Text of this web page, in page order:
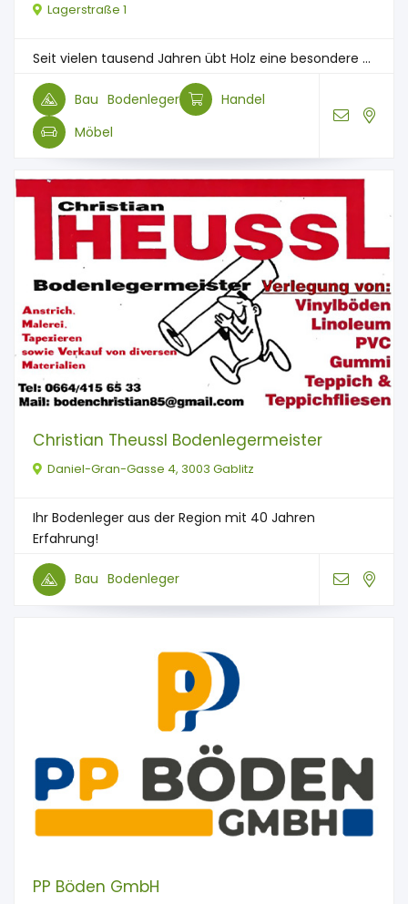
Lagerstraße 1
Seit vielen tausend Jahren übt Holz eine besondere ...
Bau Bodenleger
Handel
Möbel
Christian Theussl Bodenlegermeister
Daniel-Gran-Gasse 4, 3003 Gablitz
Ihr Bodenleger aus der Region mit 40 Jahren
Erfahrung!
Bau Bodenleger
PP Böden GmbH